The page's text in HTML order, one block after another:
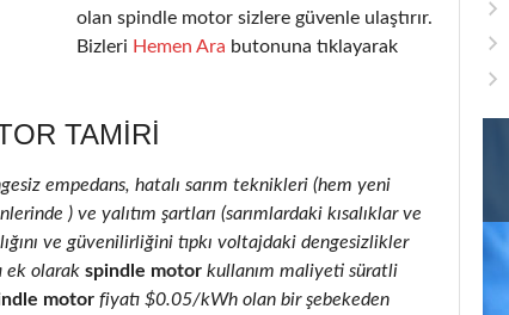
olan spindle motor sizlere güvenle ulaştırır.
Bizleri Hemen Ara butonuna tıklayarak
TAMIRI
empedans, hatalı sarım teknikleri (hem yeni
) ve yalıtım şartları (sarımlardaki kısalıklar ve
ve güvenilirliğini tıpkı voltajdaki dengesizlikler
ek olarak spindle motor kullanım maliyeti süratli
motor fiyatı $0.05/kWh olan bir şebekeden